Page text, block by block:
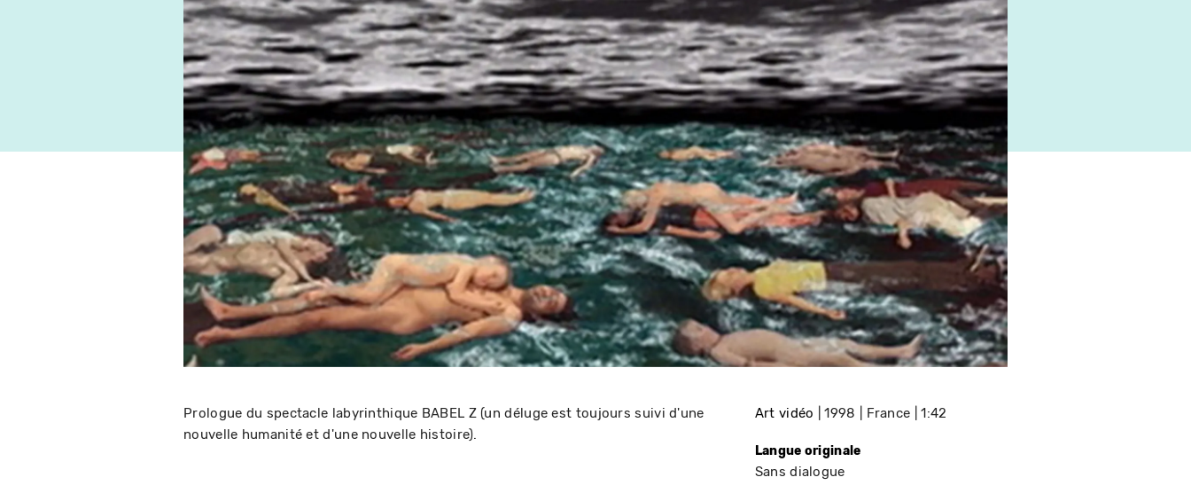
Prologue du spectacle labyrinthique BABEL Z (un déluge est toujours suivi d'une
nouvelle humanité et d'une nouvelle histoire).
Art vidéo 1998 France 1:42
Langue originale
Sans dialogue